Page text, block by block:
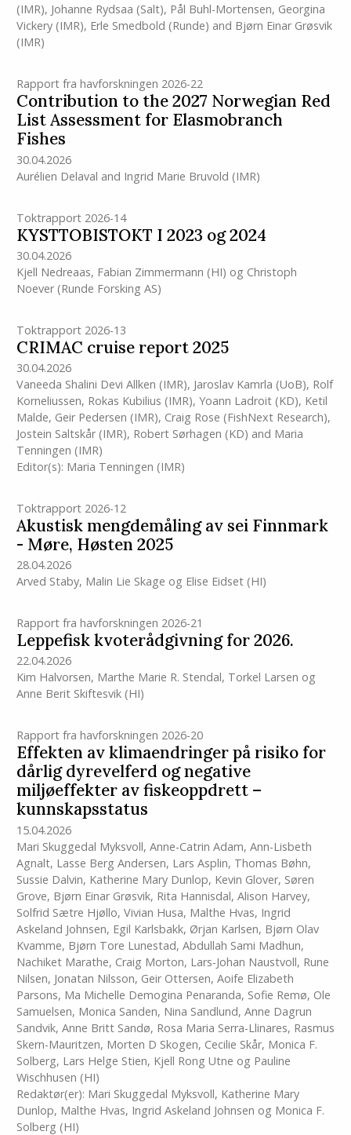
(IMR), Johanne Rydsaa (Salt), Pål Buhl-Mortensen, Georgina
Vickery(IMR), Erle Smedbold (Runde) and Bjørn Einar Grøsvik
(IMR)
Rapport fra havforskningen 2026-22
Contribution to the 2027 Norwegian Red
List Assessment for Elasmobranch
Fishes
30.04.2026
Aurélien Delaval and Ingrid Marie Bruvold (IMR)
Toktrapport 2026-14
KYSTTOBISTOKT I 2023 og 2024
30.04.2026
Kjell Nedreaas, Fabian Zimmermann (HI) og Christoph
Noever (Runde Forsking AS)
Toktrapport 2026-13
CRIMAC cruise report 2025
30.04.2026
Vaneeda Shalini Devi Allken (IMR), Jaroslav Kamrla (UoB), Rolf
Korneliussen, Rokas Kubilius (IMR), Yoann Ladroit (KD), Ketil
Malde, Geir Pedersen (IMR), Craig Rose (FishNext Research),
Jostein Saltskår(IMR), Robert Sørhagen (KD) and Maria
Tenningen (IMR)
Editor(s): Maria Tenningen (IMR)
Toktrapport 2026-12
Akustisk mengdemåling av sei Finnmark
- Møre, Høsten 2025
28.04.2026
Arved Staby, Malin Lie Skage og Elise Eidset(HI)
Rapport fra havforskningen 2026-21
Leppefisk kvoterådgivning for 2026.
22.04.2026
Kim Halvorsen, Marthe Marie R. Stendal, Torkel Larsen og
Anne Berit Skiftesvik(HI)
Rapport fra havforskningen 2026-20
Effekten av klimaendringer på risiko for
dårlig dyrevelferd og negative
miljøeffekter av fiskeoppdrett –
kunnskapsstatus
15.04.2026
Mari Skuggedal Myksvoll, Anne-Catrin Adam, Ann-Lisbeth
Agnalt, Lasse Berg Andersen, Lars Asplin, Thomas Bøhn,
Sussie Dalvin, Katherine Mary Dunlop, Kevin Glover, Søren
Grove, Bjørn Einar Grøsvik, Rita Hannisdal, Alison Harvey,
Solfrid Sætre Hjøllo, Vivian Husa, Malthe Hvas, Ingrid
Askeland Johnsen, Egil Karlsbakk, Ørjan Karlsen, Bjørn Olav
Kvamme, Bjørn Tore Lunestad, Abdullah Sami Madhun,
Nachiket Marathe, Craig Morton, Lars-Johan Naustvoll, Rune
Nilsen, Jonatan Nilsson, Geir Ottersen, Aoife Elizabeth
Parsons, Ma Michelle Demogina Penaranda, Sofie Remø, Ole
Samuelsen, Monica Sanden, Nina Sandlund, Anne Dagrun
Sandvik, Anne Britt Sandø, Rosa Maria Serra-Llinares, Rasmus
Skern-Mauritzen, Morten D Skogen, Cecilie Skår, Monica F.
Solberg, Lars Helge Stien, Kjell Rong Utne og Pauline
Wischhusen (HI)
Redaktør(er): Mari Skuggedal Myksvoll, Katherine Mary
Dunlop, Malthe Hvas, Ingrid Askeland Johnsen og Monica F.
Solberg (HI)